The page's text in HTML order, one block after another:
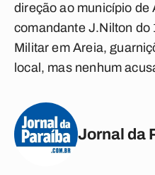
direção ao município de
comandante J.Nilton do
Militar em Areia,
local, mas nenhum
Jornal da